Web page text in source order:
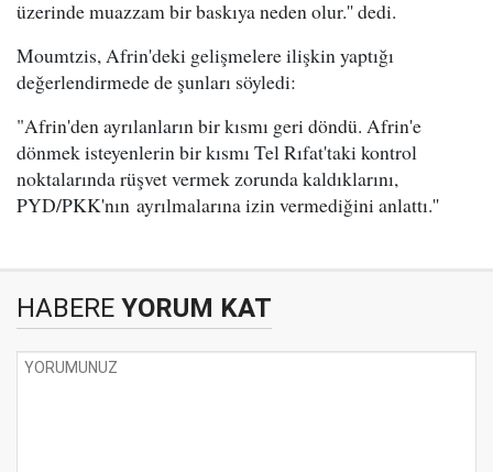
üzerinde muazzam bir baskıya neden olur.'' dedi.
Moumtzis, Afrin'deki gelişmelere ilişkin yaptığı
değerlendirmede de şunları söyledi:
"Afrin'den ayrılanların bir kısmı geri döndü. Afrin'e
dönmek isteyenlerin bir kısmı Tel Rıfat'taki kontrol
noktalarında rüşvet vermek zorunda kaldıklarını,
PYD/PKK'nın ayrılmalarına izin vermediğini anlattı.''
HABERE YORUM KAT